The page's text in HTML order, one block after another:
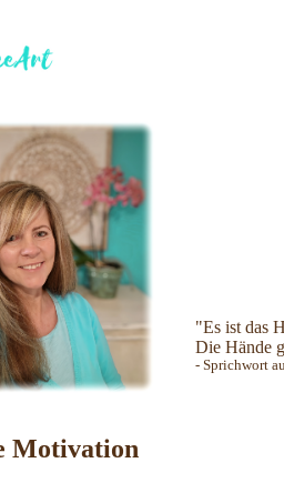
"Es ist das
Die Hände
- Sprichwort
Motivation